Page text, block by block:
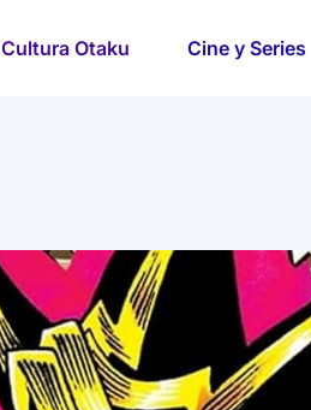
Cultura Otaku Cine y Series